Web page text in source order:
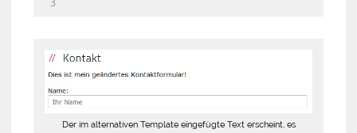
Der im alternativen Template eingefügte Text erscheint, es